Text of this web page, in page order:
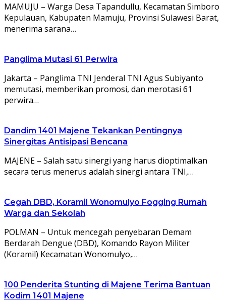
MAMUJU – Warga Desa Tapandullu, Kecamatan Simboro
Kepulauan, Kabupaten Mamuju, Provinsi Sulawesi Barat,
menerima sarana…
Panglima Mutasi 61 Perwira
Jakarta – Panglima TNI Jenderal TNI Agus Subiyanto
memutasi, memberikan promosi, dan merotasi 61
perwira…
Dandim 1401 Majene Tekankan Pentingnya
Sinergitas Antisipasi Bencana
MAJENE – Salah satu sinergi yang harus dioptimalkan
secara terus menerus adalah sinergi antara TNI,…
Cegah DBD, Koramil Wonomulyo Fogging Rumah
Warga dan Sekolah
POLMAN – Untuk mencegah penyebaran Demam
Berdarah Dengue (DBD), Komando Rayon Militer
(Koramil) Kecamatan Wonomulyo,…
100 Penderita Stunting di Majene Terima Bantuan
Kodim 1401 Majene